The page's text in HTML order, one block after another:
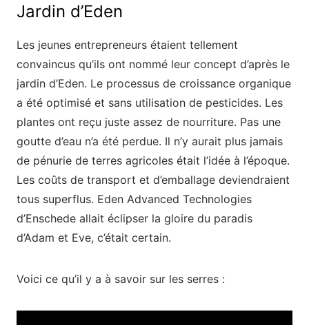
Jardin d’Eden
Les jeunes entrepreneurs étaient tellement
convaincus qu’ils ont nommé leur concept d’après le
jardin d’Eden. Le processus de croissance organique
a été optimisé et sans utilisation de pesticides. Les
plantes ont reçu juste assez de nourriture. Pas une
goutte d’eau n’a été perdue. Il n’y aurait plus jamais
de pénurie de terres agricoles était l’idée à l’époque.
Les coûts de transport et d’emballage deviendraient
tous superflus. Eden Advanced Technologies
d’Enschede allait éclipser la gloire du paradis
d’Adam et Eve, c’était certain.
Voici ce qu’il y a à savoir sur les serres :